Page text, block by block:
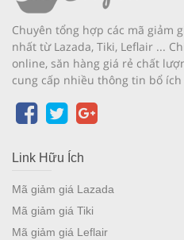
Chuyên tổng hợp các mã giảm
nhất từ Lazada, Tiki, Leflair ...
online, săn hàng giá rẻ chất
cung cấp nhiều thông tin bổ
Link Hữu Ích
Mã giảm giá Lazada
Mã giảm giá Tiki
Mã giảm giá Leflair